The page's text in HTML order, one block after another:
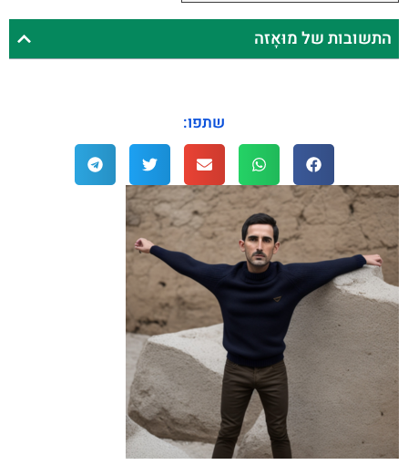
התשובות של מוּאָזה
שתפו: